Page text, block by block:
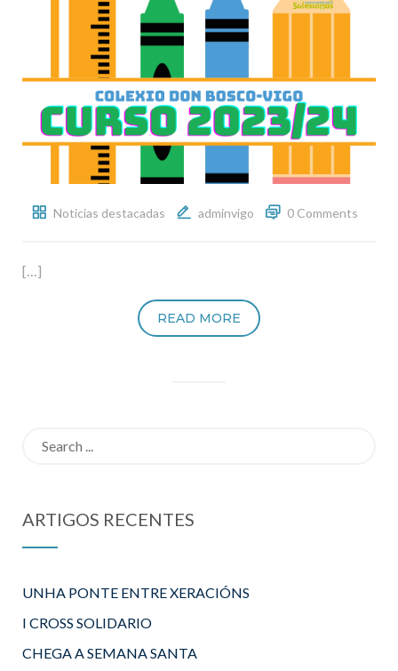
Noticias destacadas adminvigo 0 Comments
[…]
READ MORE
ARTIGOS RECENTES
UNHA PONTE ENTRE XERACIÓNS
I CROSS SOLIDARIO
CHEGA A SEMANA SANTA